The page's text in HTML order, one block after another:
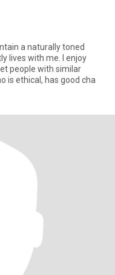
a naturally toned
lives with me. I enjoy
people with similar
is ethical, has good cha